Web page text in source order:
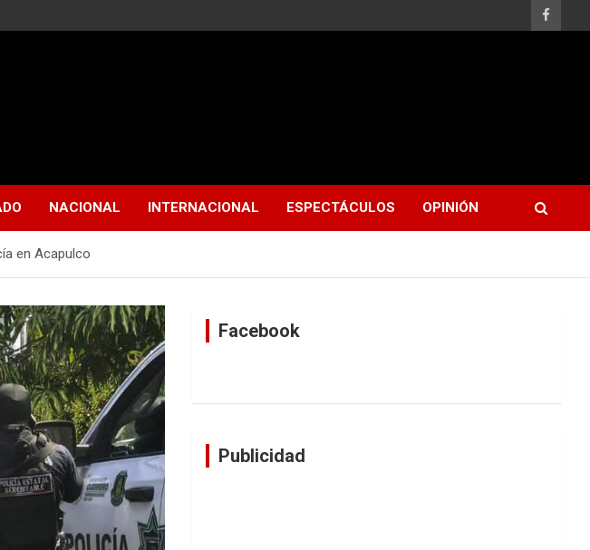
NACIONAL INTERNACIONAL ESPECTÁCULOS OPINIÓN
en Acapulco
Facebook
Publicidad